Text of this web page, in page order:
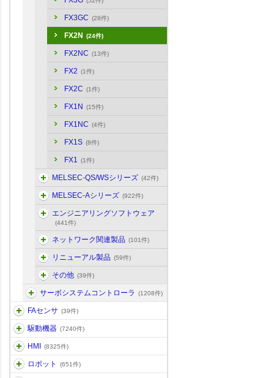
FX3GC (28件)
FX2N (24件)
FX2NC (13件)
FX2 (1件)
FX2C (1件)
FX1N (15件)
FX1NC (4件)
FX1S (8件)
FX1 (1件)
MELSEC-QS/WSシリーズ (42件)
MELSEC-Aシリーズ (922件)
エンジニアリングソフトウェア
(441件)
ネットワーク関連製品 (101件)
リニューアル製品 (59件)
その他 (39件)
サーボシステムコントローラ (1208件)
FAセンサ (39件)
駆動機器 (7240件)
HMI (8325件)
ロボット (651件)